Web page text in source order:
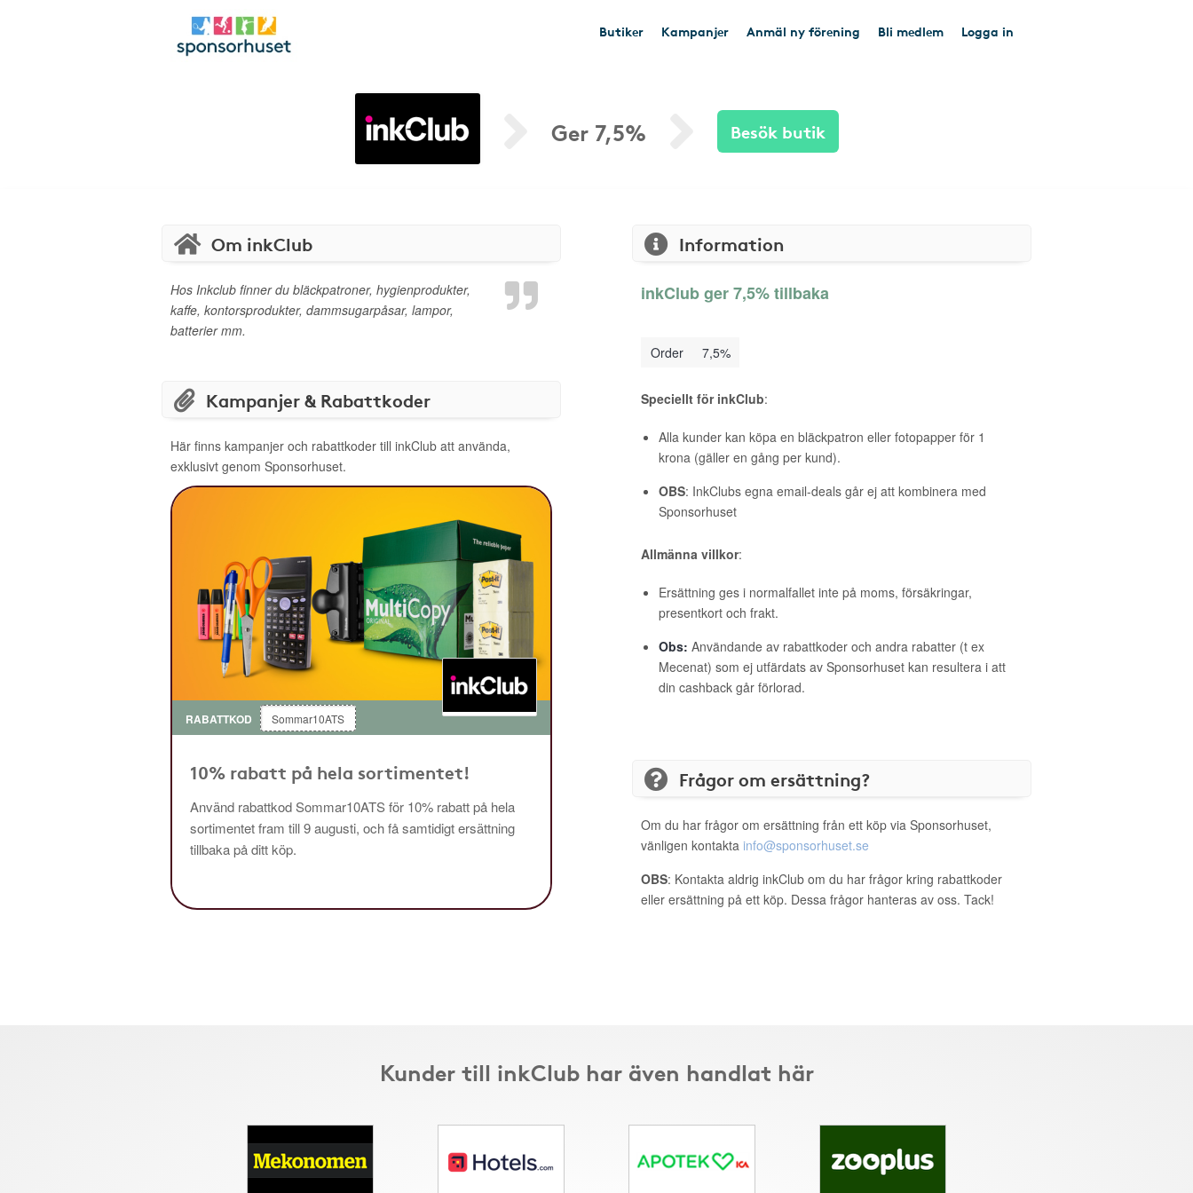
Butiker Kampanjer Anmäl ny förening Bli medlem Logga in
Ger 7,5% Besök butik
Om inkClub
Hos Inkclub finner du bläckpatroner, hygienprodukter,
kaffe, kontorsprodukter, dammsugarpåsar, lampor,
batterier mm.
Kampanjer & Rabattkoder
Här finns kampanjer och rabattkoder till inkClub att använda,
exklusivt genom Sponsorhuset.
RABATTKOD Sommar10ATS
10% rabatt på hela sortimentet!
Använd rabattkod Sommar10ATS för 10% rabatt på hela
sortimentet fram till 9 augusti, och få samtidigt ersättning
tillbaka på ditt köp.
Information
inkClub ger 7,5% tillbaka
Order 7,5%
Speciellt för inkClub:
Alla kunder kan köpa en bläckpatron eller fotopapper för 1
krona (gäller en gång per kund).
OBS: InkClubs egna email-deals går ej att kombinera med
Sponsorhuset
Allmänna villkor:
Ersättning ges i normalfallet inte på moms, försäkringar,
presentkort och frakt.
Obs: Användande av rabattkoder och andra rabatter (t ex
Mecenat) som ej utfärdats av Sponsorhuset kan resultera i att
din cashback går förlorad.
Frågor om ersättning?
Om du har frågor om ersättning från ett köp via Sponsorhuset,
vänligen kontakta info@sponsorhuset.se
OBS: Kontakta aldrig inkClub om du har frågor kring rabattkoder
eller ersättning på ett köp. Dessa frågor hanteras av oss. Tack!
Kunder till inkClub har även handlat här